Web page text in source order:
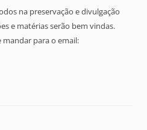
na preservação e divulgação
e matérias serão bem vindas.
para o email: